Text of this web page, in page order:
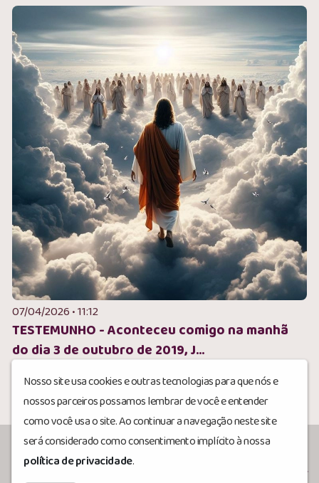
07/04/2026 • 11:12
TESTEMUNHO - Aconteceu comigo na manhã
do dia 3 de outubro de 2019, J...
1 2
Nosso site usa cookies e outras tecnologias para que nós e
nossos parceiros possamos lembrar de você e entender
como você usa o site. Ao continuar a navegação neste site
será considerado como consentimento implícito à nossa
política de privacidade.
Icaunidadeecorpo© Todos os direitos reservados.